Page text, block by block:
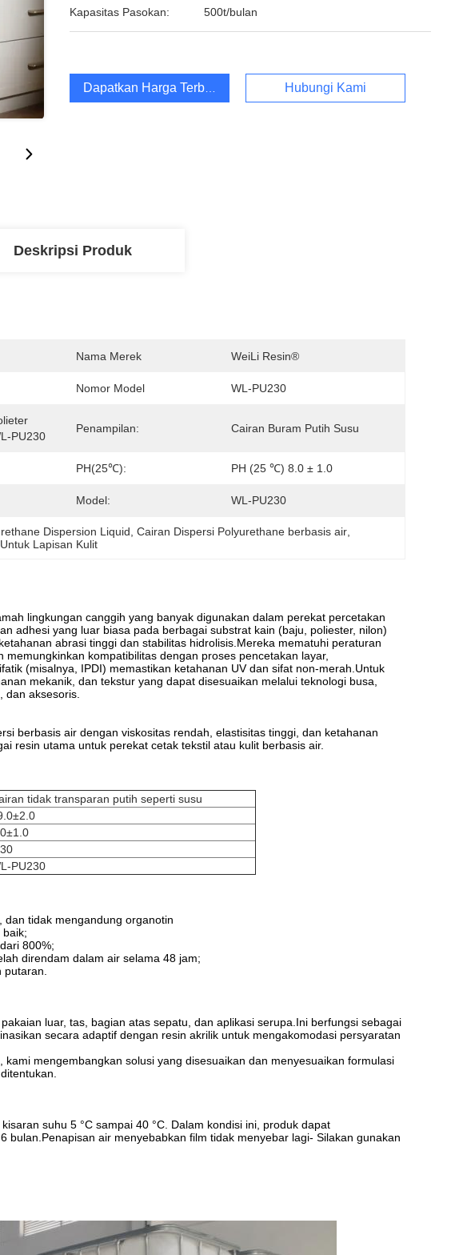
Kapasitas Pasokan: 500t/bulan
Dapatkan Harga Terbaik Hubungi Kami
Deskripsi Produk
Nama Merek WeiLi Resin®
Nomor Model WL-PU230
PU230
Penampilan: Cairan Buram Putih Susu
PH(25℃): PH (25 ℃) 8.0 ± 1.0
Model: WL-PU230
Dispersion Liquid , Cairan Dispersi Polyurethane berbasis air
Lapisan Kulit
lingkungan canggih yang banyak digunakan dalam perekat percetakan
adhesi yang luar biasa pada berbagai substrat kain (baju, poliester, nilon)
abrasi tinggi dan stabilitas hidrolisis.Mereka mematuhi peraturan
kompatibilitas dengan proses pencetakan layar,
(misalnya, IPDI) memastikan ketahanan UV dan sifat non-merah.Untuk
mekanik, dan tekstur yang dapat disesuaikan melalui teknologi busa,
dan aksesoris.
berbasis air dengan viskositas rendah, elastisitas tinggi, dan ketahanan
resin utama untuk perekat cetak tekstil atau kulit berbasis air.
tidak transparan putih seperti susu
PU230
dan tidak mengandung organotin
baik;
800%;
direndam dalam air selama 48 jam;
luar, tas, bagian atas sepatu, dan aplikasi serupa.Ini berfungsi sebagai
secara adaptif dengan resin akrilik untuk mengakomodasi persyaratan
mengembangkan solusi yang disesuaikan dan menyesuaikan formulasi
suhu 5 °C sampai 40 °C. Dalam kondisi ini, produk dapat
bulan.Penapisan air menyebabkan film tidak menyebar lagi- Silakan gunakan